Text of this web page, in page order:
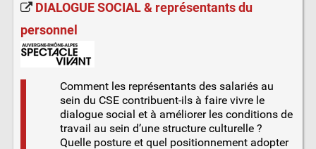
DIALOGUE SOCIAL & représentants du
personnel
Comment les représentants des salariés au
sein du CSE contribuent-ils à faire vivre le
dialogue social et à améliorer les conditions de
travail au sein d’une structure culturelle ?
Quelle posture et quel positionnement adopter